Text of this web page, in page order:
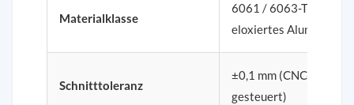
Materialklasse
6061 / 6063-T5
eloxiertes Aluminium
Schnitttoleranz
±0,1 mm (CNC-
gesteuert)